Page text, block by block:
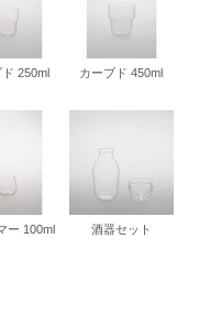
250ml カーブド 450ml
ー 100ml 酒器セット